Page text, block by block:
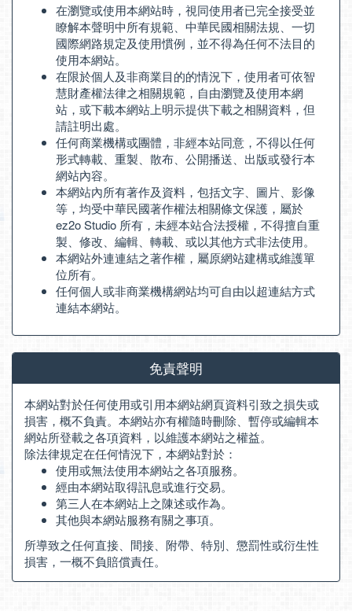
在瀏覽或使用本網站時，視同使用者已完全接受並
瞭解本聲明中所有規範、中華民國相關法規、一切
國際網路規定及使用慣例，並不得為任何不法目的
使用本網站。
在限於個人及非商業目的的情況下，使用者可依智
慧財產權法律之相關規範，自由瀏覽及使用本網
站，或下載本網站上明示提供下載之相關資料，但
請註明出處。
任何商業機構或團體，非經本站同意，不得以任何
形式轉載、重製、散布、公開播送、出版或發行本
網站內容。
本網站內所有著作及資料，包括文字、圖片、影像
等，均受中華民國著作權法相關條文保護，屬於
ez2o Studio 所有，未經本站合法授權，不得擅自重
製、修改、編輯、轉載、或以其他方式非法使用。
本網站外連連結之著作權，屬原網站建構或維護單
位所有。
任何個人或非商業機構網站均可自由以超連結方式
連結本網站。
免責聲明
本網站對於任何使用或引用本網站網頁資料引致之損失或
損害，概不負責。本網站亦有權隨時刪除、暫停或編輯本
網站所登載之各項資料，以維護本網站之權益。
除法律規定在任何情況下，本網站對於：
使用或無法使用本網站之各項服務。
經由本網站取得訊息或進行交易。
第三人在本網站上之陳述或作為。
其他與本網站服務有關之事項。
所導致之任何直接、間接、附帶、特別、懲罰性或衍生性
損害，一概不負賠償責任。